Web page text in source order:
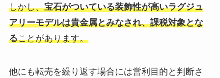
しかし、宝石がついている装飾性が高いラグジュ
アリーモデルは貴金属とみなされ、課税対象とな
ることがあります。
他にも転売を繰り返す場合には営利目的と判断さ